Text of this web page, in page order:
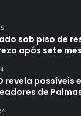
sob piso de
após sete
revela possíveis
de